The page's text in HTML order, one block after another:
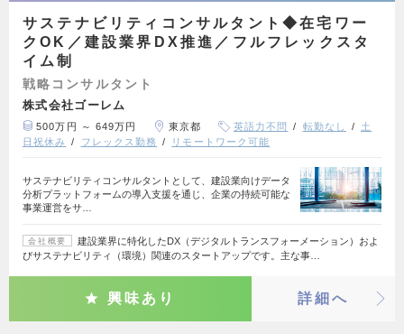
サステナビリティコンサルタント◆在宅ワー
クOK／建設業界DX推進／フルフレックスタ
イム制
戦略コンサルタント
株式会社ゴーレム
500万円 ～ 649万円 東京都 英語力不問 転勤なし
土
日祝休み
フレックス勤務 リモートワーク可能
サステナビリティコンサルタントとして、建設業向けデータ
分析プラットフォームの導入支援を通じ、企業の持続可能な
事業運営をサ…
会社概要
建設業界に特化したDX（デジタルトランスフォーメーション）およ
びサステナビリティ（環境）関連のスタートアップです。主な事…
興味あり 詳細へ